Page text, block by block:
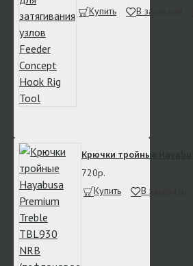
Купить
В закладки
Крючки тройные
720р.
Купить
В закладки